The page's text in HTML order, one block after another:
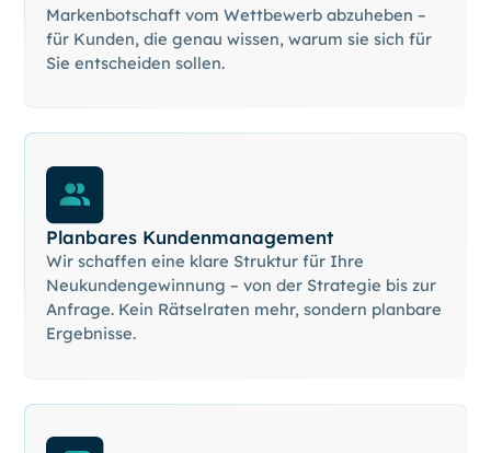
Markenbotschaft vom Wettbewerb abzuheben –
für Kunden, die genau wissen, warum sie sich für
Sie entscheiden sollen.
Planbares Kundenmanagement
Wir schaffen eine klare Struktur für Ihre
Neukundengewinnung – von der Strategie bis zur
Anfrage. Kein Rätselraten mehr, sondern planbare
Ergebnisse.